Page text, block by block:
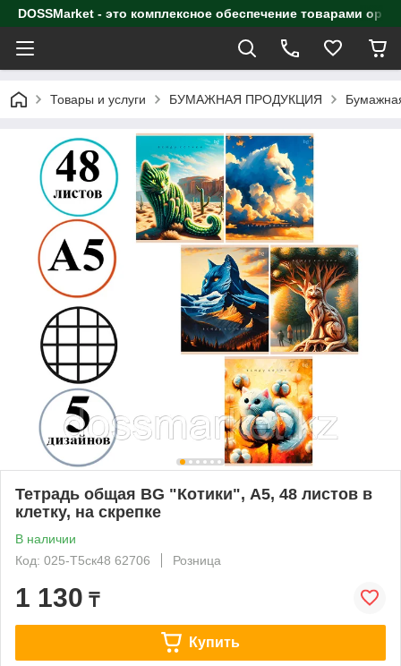
DOSSMarket - это комплексное обеспечение товарами
Товары и услуги БУМАЖНАЯ ПРОДУКЦИЯ
Тетрадь общая BG "Котики", А5, 48 листов в
клетку, на скрепке
В наличии
Код: 025-Т5ск48 62706
Розница
1 130 ₸
Купить